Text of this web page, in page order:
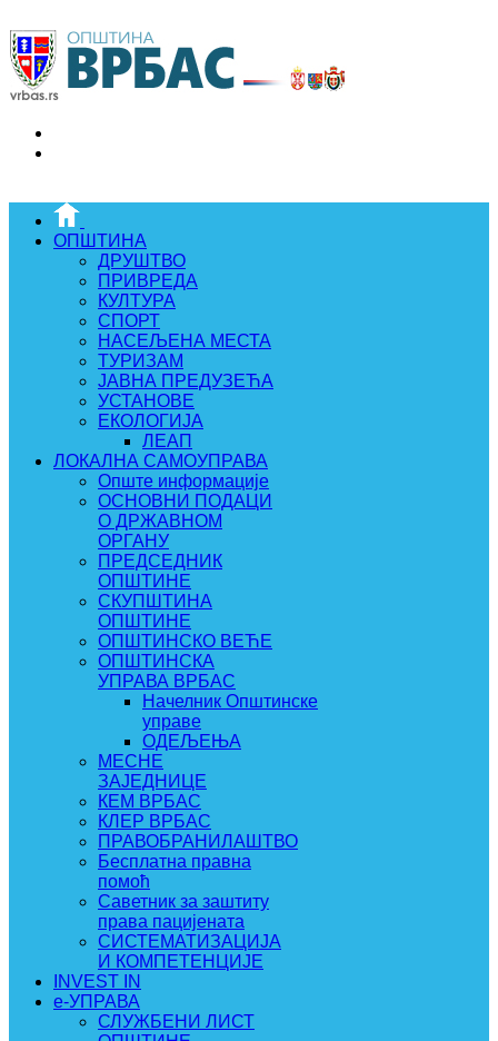
ОПШТИНА
ДРУШТВО
ПРИВРЕДА
КУЛТУРА
СПОРТ
НАСЕЉЕНА МЕСТА
ТУРИЗАМ
ЈАВНА ПРЕДУЗЕЋА
УСТАНОВЕ
ЕКОЛОГИЈА
ЛЕАП
ЛОКАЛНА САМОУПРАВА
Опште информације
ОСНОВНИ ПОДАЦИ
О ДРЖАВНОМ
ОРГАНУ
ПРЕДСЕДНИК
ОПШТИНЕ
СКУПШТИНА
ОПШТИНЕ
ОПШТИНСКО ВЕЋЕ
ОПШТИНСКА
УПРАВА ВРБАС
Начелник Општинске
управе
ОДЕЉЕЊА
МЕСНЕ
ЗАЈЕДНИЦЕ
КЕМ ВРБАС
КЛЕР ВРБАС
ПРАВОБРАНИЛАШТВО
Бесплатна правна
помоћ
Саветник за заштиту
права пацијената
СИСТЕМАТИЗАЦИЈА
И КОМПЕТЕНЦИЈЕ
INVEST IN
e-УПРАВА
СЛУЖБЕНИ ЛИСТ